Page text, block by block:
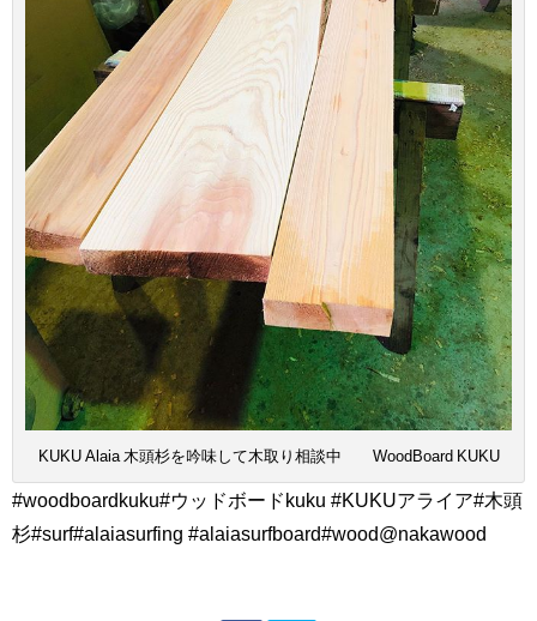
KUKU Alaia 木頭杉を吟味して木取り相談中 WoodBoard KUKU
#woodboardkuku#ウッドボードkuku #KUKUアライア#木頭
杉#surf#alaiasurfing #alaiasurfboard#wood@nakawood